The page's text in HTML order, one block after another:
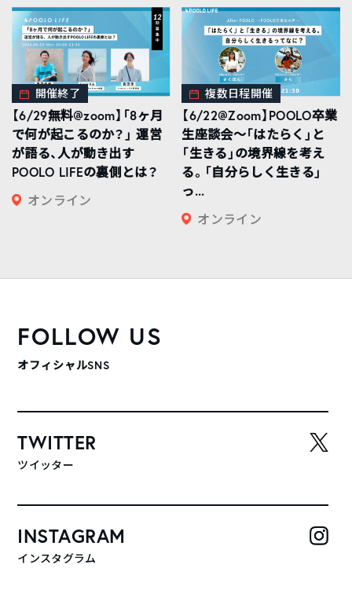
開催終了
【6/29無料@zoom】「8ヶ月
で何が起こるのか？」 運営
が語る、人が動き出す
POOLO LIFEの裏側とは？
オンライン
複数日程開催
【6/22@Zoom】POOLO卒業
生座談会〜「はたらく」と
「生きる」の境界線を考え
る。「自分らしく生きる」
っ...
オンライン
FOLLOW US
オフィシャルSNS
TWITTER
ツイッター
INSTAGRAM
インスタグラム